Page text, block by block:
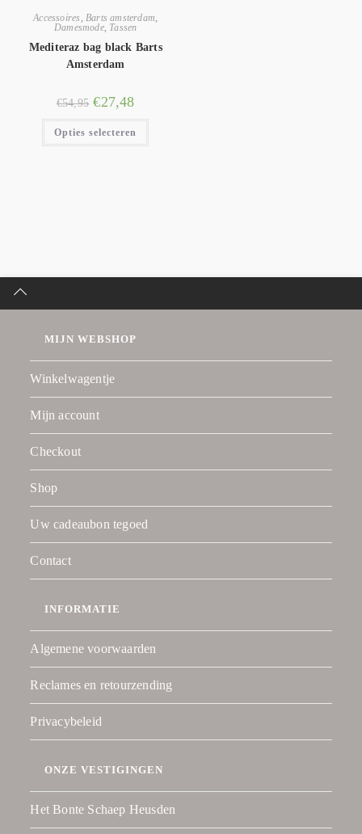
Accessoires Barts amsterdam
Damesmode, Tassen
Mediteraz bag black Barts
Amsterdam
€54,95 €27,48
Opties selecteren
MIJN WEBSHOP
Winkelwagentje
Mijn account
Checkout
Shop
Uw cadeaubon tegoed
Contact
INFORMATIE
Algemene voorwaarden
Reclames en retourzending
Privacybeleid
ONZE VESTIGINGEN
Het Bonte Schaep Heusden